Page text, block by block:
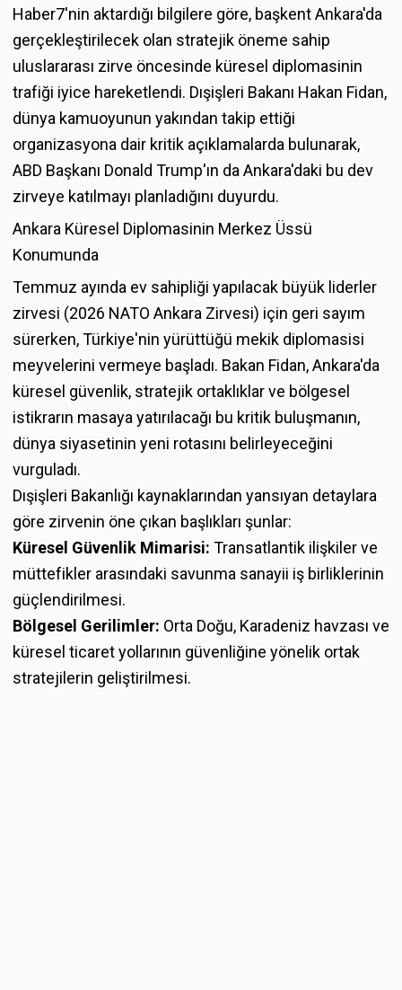
Haber7'nin aktardığı bilgilere göre, başkent Ankara'da
gerçekleştirilecek olan stratejik öneme sahip
uluslararası zirve öncesinde küresel diplomasinin
trafiği iyice hareketlendi. Dışişleri Bakanı Hakan Fidan,
dünya kamuoyunun yakından takip ettiği
organizasyona dair kritik açıklamalarda bulunarak,
ABD Başkanı Donald Trump'ın da Ankara'daki bu dev
zirveye katılmayı planladığını duyurdu.
Ankara Küresel Diplomasinin Merkez Üssü
Konumunda
Temmuz ayında ev sahipliği yapılacak büyük liderler
zirvesi (2026 NATO Ankara Zirvesi) için geri sayım
sürerken, Türkiye'nin yürüttüğü mekik diplomasisi
meyvelerini vermeye başladı. Bakan Fidan, Ankara'da
küresel güvenlik, stratejik ortaklıklar ve bölgesel
istikrarın masaya yatırılacağı bu kritik buluşmanın,
dünya siyasetinin yeni rotasını belirleyeceğini
vurguladı.
Dışişleri Bakanlığı kaynaklarından yansıyan detaylara
göre zirvenin öne çıkan başlıkları şunlar:
Küresel Güvenlik Mimarisi: Transatlantik ilişkiler ve
müttefikler arasındaki savunma sanayii iş birliklerinin
güçlendirilmesi.
Bölgesel Gerilimler: Orta Doğu, Karadeniz havzası ve
küresel ticaret yollarının güvenliğine yönelik ortak
stratejilerin geliştirilmesi.